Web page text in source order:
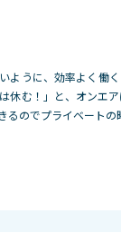
ように、効率よく働
む！」と、オンエ
のでプライベートの